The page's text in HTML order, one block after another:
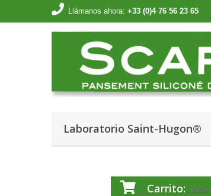
Llámanos ahora: +33 (0)4 76 56 23 65
Laboratorio Saint-Hugon®
Carrito: vacío